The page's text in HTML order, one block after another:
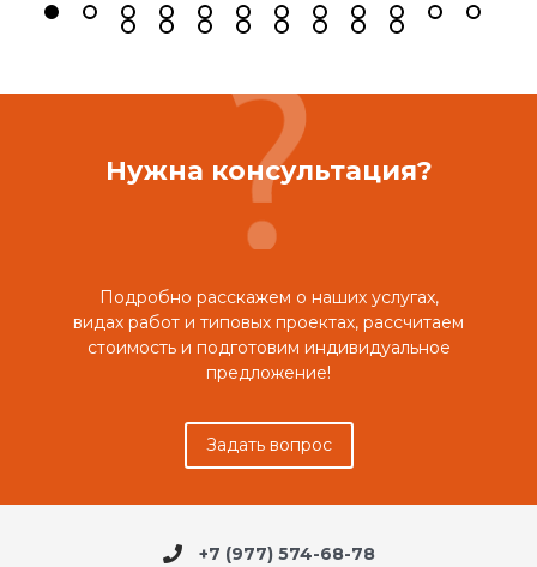
Нужна консультация?
Подробно расскажем о наших услугах,
видах работ и типовых проектах, рассчитаем
стоимость и подготовим индивидуальное
предложение!
Задать вопрос
+7 (977) 574-68-78